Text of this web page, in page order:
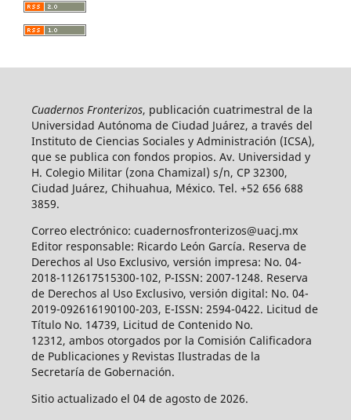
Cuadernos Fronterizos, publicación cuatrimestral de la
Universidad Autónoma de Ciudad Juárez, a través del
Instituto de Ciencias Sociales y Administración (ICSA),
que se publica con fondos propios. Av. Universidad y
H. Colegio Militar (zona Chamizal) s/n, CP 32300,
Ciudad Juárez, Chihuahua, México. Tel. +52 656 688
3859.
Correo electrónico: cuadernosfronterizos@uacj.mx
Editor responsable: Ricardo León García. Reserva de
Derechos al Uso Exclusivo, versión impresa: No. 04-
2018-112617515300-102, P-ISSN: 2007-1248. Reserva
de Derechos al Uso Exclusivo, versión digital: No. 04-
2019-092616190100-203, E-ISSN: 2594-0422. Licitud de
Título No. 14739, Licitud de Contenido No.
12312, ambos otorgados por la Comisión Calificadora
de Publicaciones y Revistas Ilustradas de la
Secretaría de Gobernación.
Sitio actualizado el 04 de agosto de 2026.